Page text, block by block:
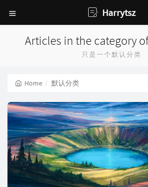
Harrytsz
Articles in the category
只是一个默认分类
Home 默认分类